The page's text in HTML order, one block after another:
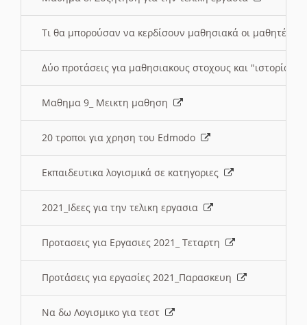
Τι θα μπορούσαν να κερδίσουν μαθησιακά οι μαθητές/
Δύο προτάσεις για μαθησιακους στοχους και "ιστορία"
Μαθημα 9_ Μεικτη μαθηση
20 τροποι για χρηση του Edmodo
Εκπαιδευτικα λογισμικά σε κατηγοριες
2021_Ιδεες για την τελικη εργασια
Προτασεις για Εργασιες 2021_ Τεταρτη
Προτάσεις για εργασίες 2021_Παρασκευη
Να δω Λογισμικο για τεστ